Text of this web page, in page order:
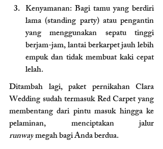
Kenyamanan: Bagi tamu yang berdiri
lama (standing party) atau pengantin
yang menggunakan sepatu tinggi
berjam-jam, lantai berkarpet jauh lebih
empuk dan tidak membuat kaki cepat
lelah.
Ditambah lagi, paket pernikahan Clara
Wedding sudah termasuk Red Carpet yang
membentang dari pintu masuk hingga ke
runway megah bagi Anda berdua.